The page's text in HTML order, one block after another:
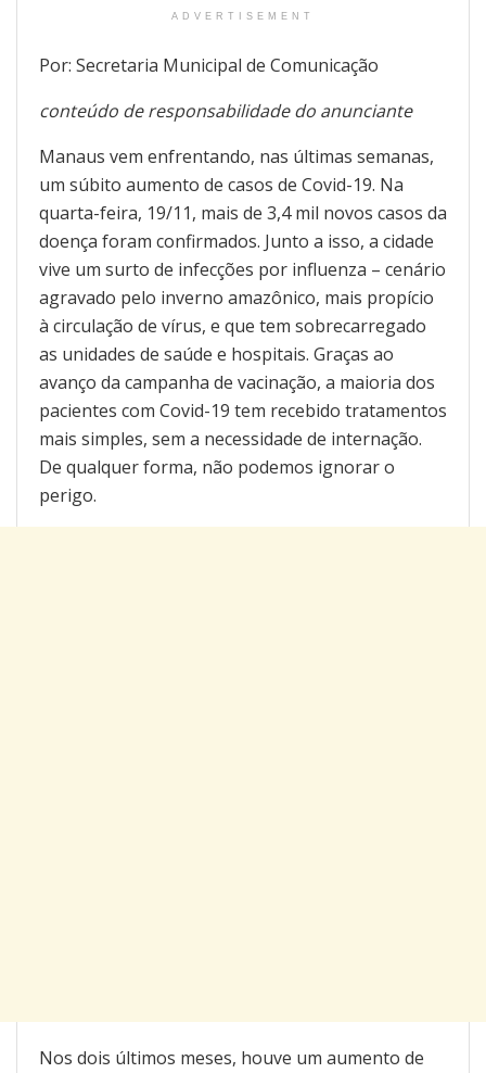
ADVERTISEMENT
Por: Secretaria Municipal de Comunicação
conteúdo de responsabilidade do anunciante
Manaus vem enfrentando, nas últimas semanas,
um súbito aumento de casos de Covid-19. Na
quarta-feira, 19/11, mais de 3,4 mil novos casos da
doença foram confirmados. Junto a isso, a cidade
vive um surto de infecções por influenza – cenário
agravado pelo inverno amazônico, mais propício
à circulação de vírus, e que tem sobrecarregado
as unidades de saúde e hospitais. Graças ao
avanço da campanha de vacinação, a maioria dos
pacientes com Covid-19 tem recebido tratamentos
mais simples, sem a necessidade de internação.
De qualquer forma, não podemos ignorar o
perigo.
Nos dois últimos meses, houve um aumento de